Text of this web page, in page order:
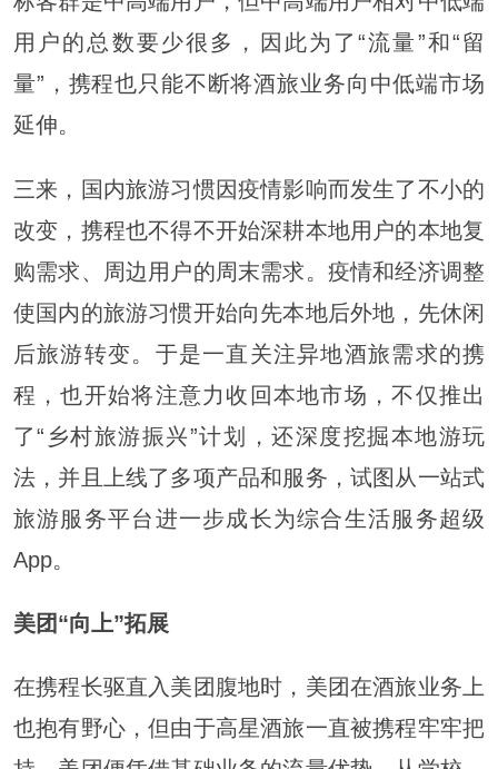
用户的总数要少很多，因此为了“流量”和“留
量”，携程也只能不断将酒旅业务向中低端市场
延伸。
三来，国内旅游习惯因疫情影响而发生了不小的
改变，携程也不得不开始深耕本地用户的本地复
购需求、周边用户的周末需求。疫情和经济调整
使国内的旅游习惯开始向先本地后外地，先休闲
后旅游转变。于是一直关注异地酒旅需求的携
程，也开始将注意力收回本地市场，不仅推出
了“乡村旅游振兴”计划，还深度挖掘本地游玩
法，并且上线了多项产品和服务，试图从一站式
旅游服务平台进一步成长为综合生活服务超级
App。
美团“向上”拓展
在携程长驱直入美团腹地时，美团在酒旅业务上
也抱有野心，但由于高星酒旅一直被携程牢牢把